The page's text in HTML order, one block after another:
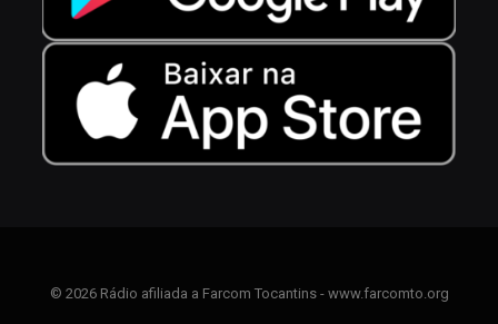
© 2026 Rádio afiliada a Farcom Tocantins - www.farcomto.org